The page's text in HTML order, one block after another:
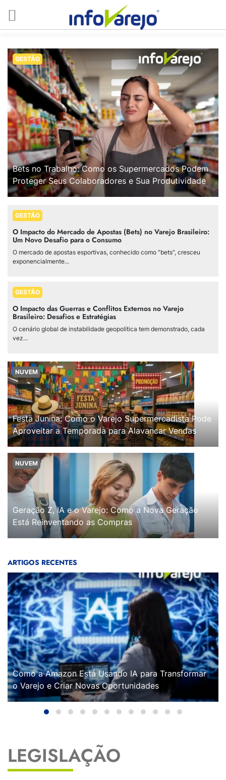
GESTÃO
Bets no Trabalho: Como os Supermercados Podem
Proteger Seus Colaboradores e Sua Produtividade
GESTÃO
O Impacto do Mercado de Apostas (Bets) no Varejo Brasileiro:
Um Novo Desafio para o Consumo
O mercado de apostas esportivas, conhecido como "bets", cresceu
exponencialmente...
GESTÃO
O Impacto das Guerras e Conflitos Externos no Varejo
Brasileiro: Desafios e Estratégias
O cenário global de instabilidade geopolítica tem demonstrado, cada
vez...
NUVEM
Festa Junina: Como o Varejo Supermercadista Pode
Aproveitar a Temporada para Alavancar Vendas
NUVEM
Geração Z, IA e o Varejo: Como a Nova Geração
Está Reinventando as Compras
ARTIGOS RECENTES
Como a Amazon Está Usando IA para Transformar
o Varejo e Criar Novas Oportunidades
LEGISLAÇÃO